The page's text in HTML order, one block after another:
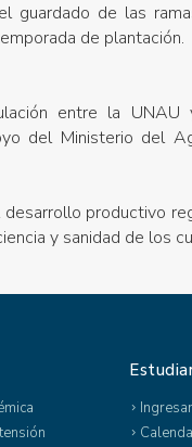
guardado de las
de plantación.
entre la
del Ministerio del
productivo
y sanidad de los